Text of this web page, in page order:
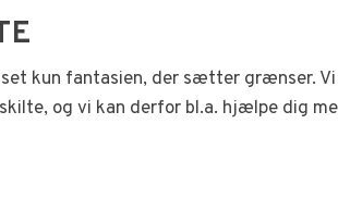
kun fantasien, der sætter grænser.
og vi kan derfor bl.a. hjælpe dig